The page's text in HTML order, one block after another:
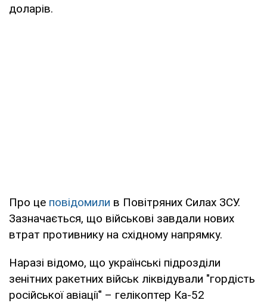
доларів.
Про це повідомили в Повітряних Силах ЗСУ.
Зазначається, що військові завдали нових
втрат противнику на східному напрямку.
Наразі відомо, що українські підрозділи
зенітних ракетних військ ліквідували "гордість
російської авіації" – гелікоптер Ка-52